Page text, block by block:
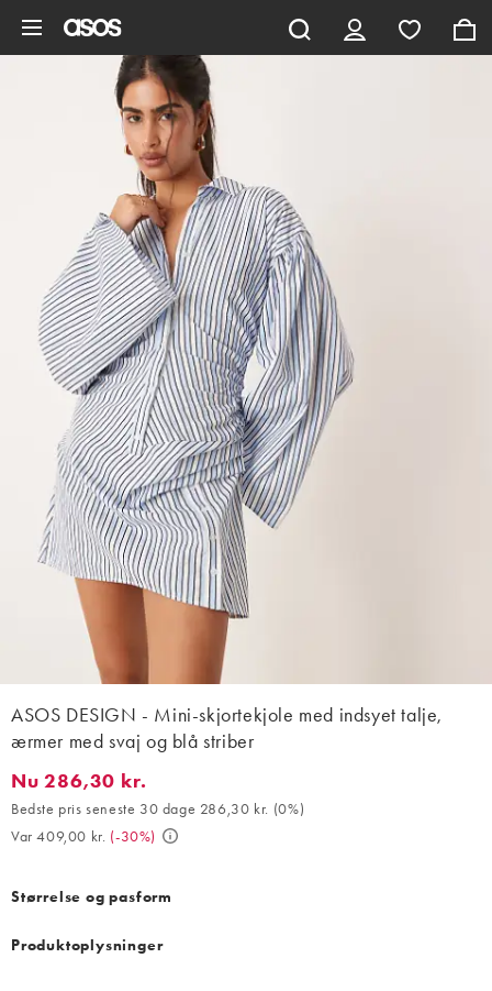
ASOS DESIGN - Mini-skjortekjole med indsyet talje,
ærmer med svaj og blå striber
Nu 286,30 kr.. Bedste pris seneste 30 dage 286,30 kr. (0%).
Nu 286,30 kr.
Bedste pris seneste 30 dage 286,30 kr. (0%)
Var 409,00 kr. (-30%)
Størrelse og pasform
Produktoplysninger